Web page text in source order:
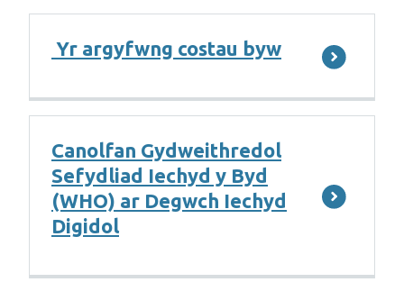
Yr argyfwng costau byw
Canolfan Gydweithredol
Sefydliad Iechyd y Byd
(WHO) ar Degwch Iechyd
Digidol